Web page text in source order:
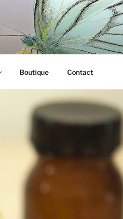
Boutique Contact